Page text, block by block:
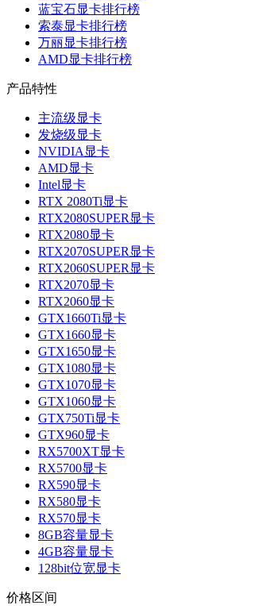
蓝宝石显卡排行榜
索泰显卡排行榜
万丽显卡排行榜
AMD显卡排行榜
产品特性
主流级显卡
发烧级显卡
NVIDIA显卡
AMD显卡
Intel显卡
RTX 2080Ti显卡
RTX2080SUPER显卡
RTX2080显卡
RTX2070SUPER显卡
RTX2060SUPER显卡
RTX2070显卡
RTX2060显卡
GTX1660Ti显卡
GTX1660显卡
GTX1650显卡
GTX1080显卡
GTX1070显卡
GTX1060显卡
GTX750Ti显卡
GTX960显卡
RX5700XT显卡
RX5700显卡
RX590显卡
RX580显卡
RX570显卡
8GB容量显卡
4GB容量显卡
128bit位宽显卡
价格区间